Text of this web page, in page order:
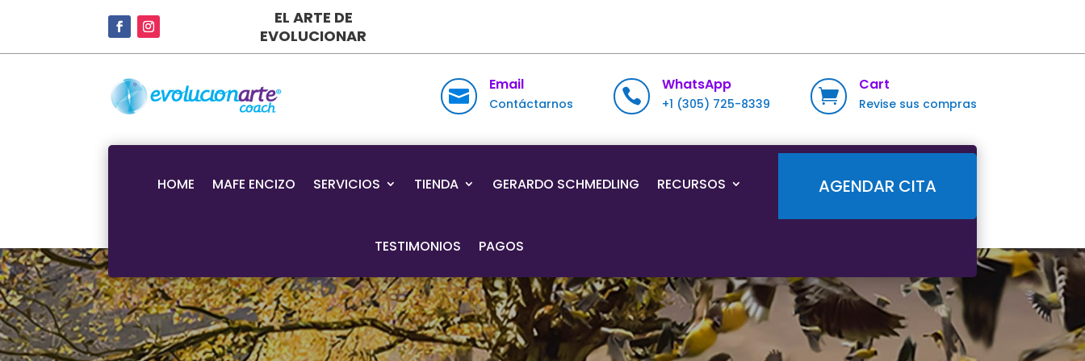
EL ARTE DE
EVOLUCIONAR

Email
Contáctarnos 
WhatsApp
+1 (305) 725-8339 
Cart
Revise sus compras
HOME MAFE ENCIZO SERVICIOS TIENDA GERARDO SCHMEDLING RECURSOS
TESTIMONIOS PAGOS
AGENDAR CITA